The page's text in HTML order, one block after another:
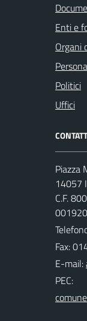
Enti e
Organi
Politici
Uffici
Piazza
14057
C.F.
Fax:
E-mail:
PEC: